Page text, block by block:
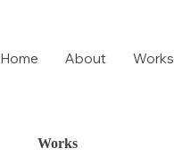
Home About Works
Works